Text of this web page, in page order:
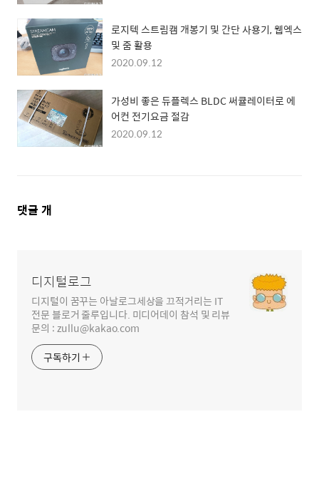
로지텍 스트림캠 개봉기 및 간단 사용기, 웹엑스
및 줌 활용
2020.09.12
가성비 좋은 듀플렉스 BLDC 써큘레이터로 에
어컨 전기요금 절감
2020.09.12
댓
댓글 개
디지털로그
디지털이 꿈꾸는 아날로그세상을 끄적거리는 IT
전문 블로거 줄루입니다. 미디어데이 참석 및 리뷰
문의 : zullu@kakao.com
구독하기